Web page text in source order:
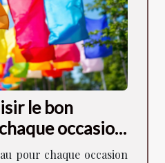
le bon
occasion
pour chaque occasion